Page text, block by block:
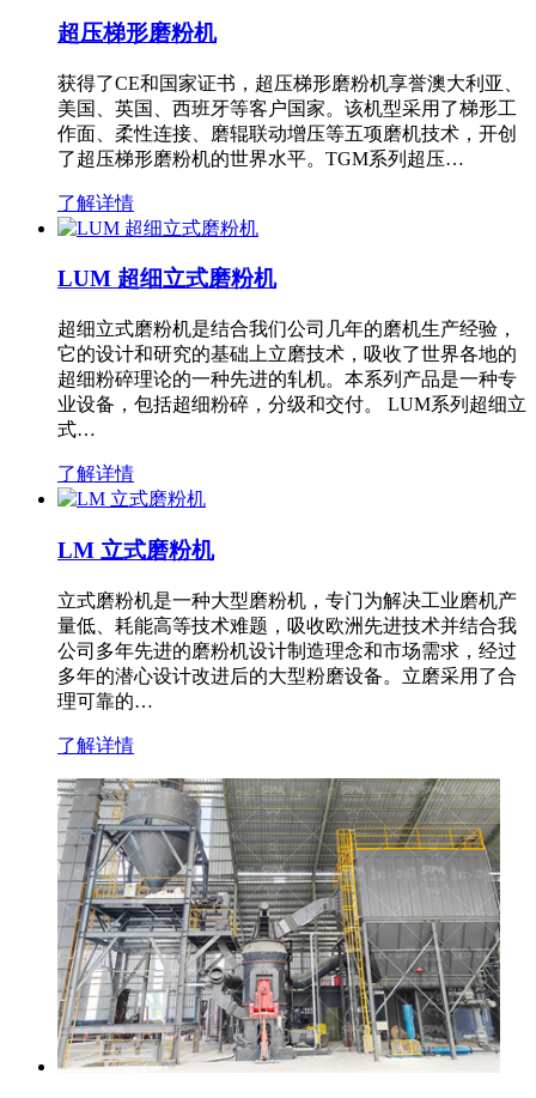
超压梯形磨粉机
获得了CE和国家证书，超压梯形磨粉机享誉澳大利亚、
美国、英国、西班牙等客户国家。该机型采用了梯形工
作面、柔性连接、磨辊联动增压等五项磨机技术，开创
了超压梯形磨粉机的世界水平。TGM系列超压…
了解详情
LUM 超细立式磨粉机
超细立式磨粉机是结合我们公司几年的磨机生产经验，
它的设计和研究的基础上立磨技术，吸收了世界各地的
超细粉碎理论的一种先进的轧机。本系列产品是一种专
业设备，包括超细粉碎，分级和交付。 LUM系列超细立
式…
了解详情
LM 立式磨粉机
立式磨粉机是一种大型磨粉机，专门为解决工业磨机产
量低、耗能高等技术难题，吸收欧洲先进技术并结合我
公司多年先进的磨粉机设计制造理念和市场需求，经过
多年的潜心设计改进后的大型粉磨设备。立磨采用了合
理可靠的…
了解详情